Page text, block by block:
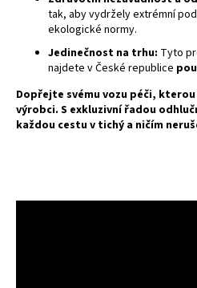
tak, aby vydržely extrémní
ekologické normy.
Jedinečnost na trhu: Tyto
najdete v České republice
Dopřejte svému vozu péči,
výrobci. S exkluzivní řadou
každou cestu v tichý a ničím